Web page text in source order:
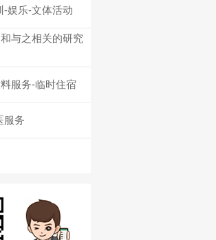
-娱乐-文体活动
与之相关的研究
服务-临时住宿
服务